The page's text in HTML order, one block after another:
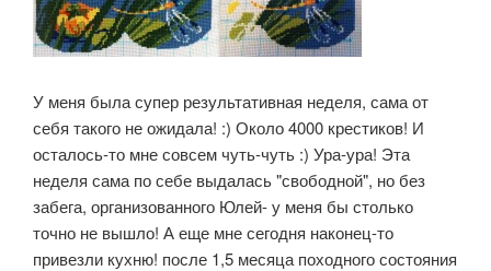
У меня была супер результативная неделя, сама от
себя такого не ожидала! :) Около 4000 крестиков! И
осталось-то мне совсем чуть-чуть :) Ура-ура! Эта
неделя сама по себе выдалась "свободной", но без
забега, организованного Юлей- у меня бы столько
точно не вышло! А еще мне сегодня наконец-то
привезли кухню! после 1,5 месяца походного состояния